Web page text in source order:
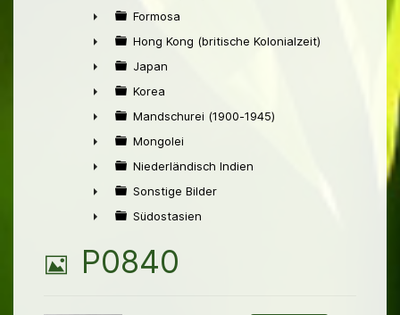
►
►
Formosa
►
Hong Kong (britische Kolonialzeit)
►
Japan
►
Korea
►
Mandschurei (1900-1945)
►
Mongolei
►
Niederländisch Indien
►
Sonstige Bilder
Südostasien
B
P0840